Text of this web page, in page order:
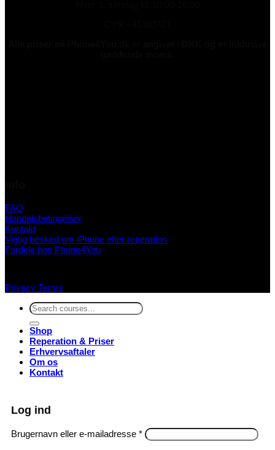
FAQ
Handelsbetingelser
Kontakt
Vigtig besked om iPhone efter reperation
Fordele hos Phone4You
Privacy Terms
Søg
efter:
Shop
Reperation & Priser
Erhvervsaftaler
Om os
Kontakt
Log ind
Brugernavn eller e-mailadresse *Påkrævet